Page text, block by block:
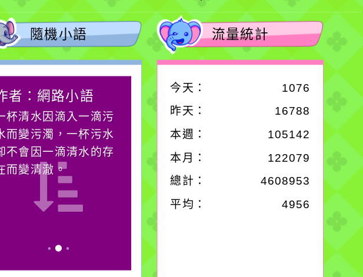
隨機小語
者：網路小語
杯清水因滴入一滴污
而變污濁，一杯污水
不會因一滴清水的存
而變清澈。
作者：網路小語
在實現理想的路途中，
必須排除一切干擾，特
別是要看清那些美麗的
流量統計
今天： 1076
昨天： 16788
本週：
105142
本月：
122079
總計： 4608953
平均： 4956